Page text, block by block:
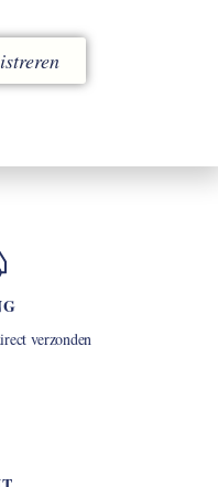
verzonden